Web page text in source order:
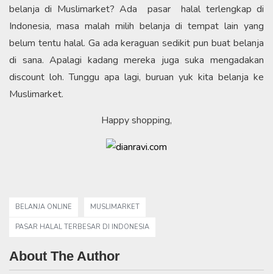
belanja di Muslimarket? Ada pasar halal terlengkap di
Indonesia, masa malah milih belanja di tempat lain yang
belum tentu halal. Ga ada keraguan sedikit pun buat belanja
di sana. Apalagi kadang mereka juga suka mengadakan
discount loh. Tunggu apa lagi, buruan yuk kita belanja ke
Muslimarket.
Happy shopping,
BELANJA ONLINE MUSLIMARKET
PASAR HALAL TERBESAR DI INDONESIA
About The Author